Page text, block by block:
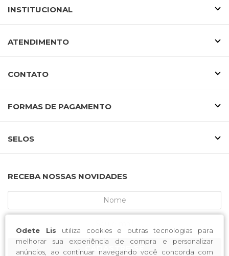
Odete Lis utiliza cookies e outras tecnologias para
melhorar sua experiência de compra e personalizar
anúncios, ao continuar navegando você concorda com
INSTITUCIONAL
ATENDIMENTO
CONTATO
FORMAS DE PAGAMENTO
SELOS
RECEBA NOSSAS NOVIDADES
CADASTRE-SE